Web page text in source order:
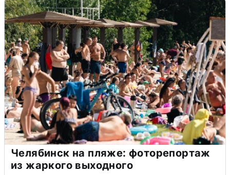
Челябинск на пляже: фоторепортаж
из жаркого выходного